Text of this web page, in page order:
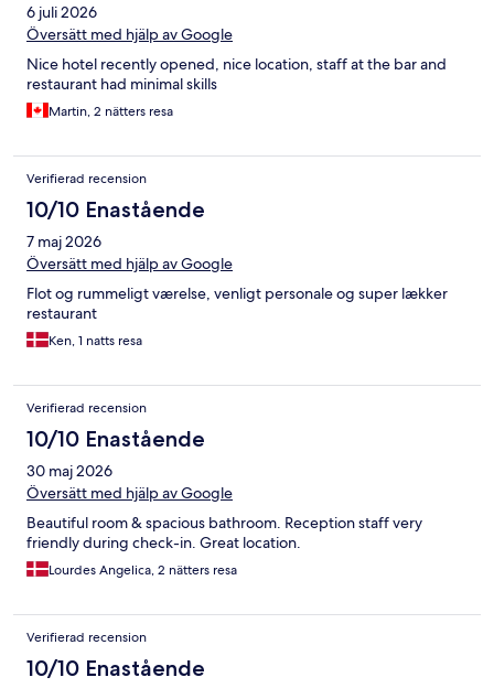
6 juli 2026
Översätt med hjälp av Google
Nice hotel recently opened, nice location, staff at the bar and
restaurant had minimal skills
Martin, 2 nätters resa
Verifierad recension
10/10 Enastående
7 maj 2026
Översätt med hjälp av Google
Flot og rummeligt værelse, venligt personale og super lækker
restaurant
Ken, 1 natts resa
Verifierad recension
10/10 Enastående
30 maj 2026
Översätt med hjälp av Google
Beautiful room & spacious bathroom. Reception staff very
friendly during check-in. Great location.
Lourdes Angelica, 2 nätters resa
Verifierad recension
10/10 Enastående